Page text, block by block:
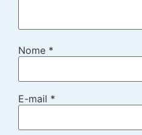
Nome *
E-mail *